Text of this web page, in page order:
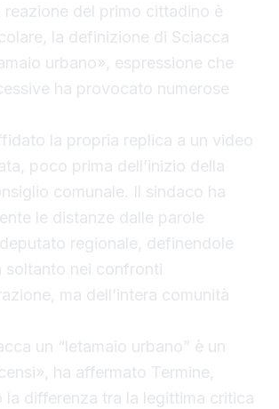
reazione del primo cittadino è
la definizione di Sciacca
urbano», espressione che
ha provocato numerose
la propria replica a un video
poco prima dell’inizio della
comunale. Il sindaco ha
le distanze dalle parole
regionale, definendole
soltanto nei confronti
ma dell’intera comunità
un “letamaio urbano” è un
ha affermato Termine,
la differenza tra la legittima critica